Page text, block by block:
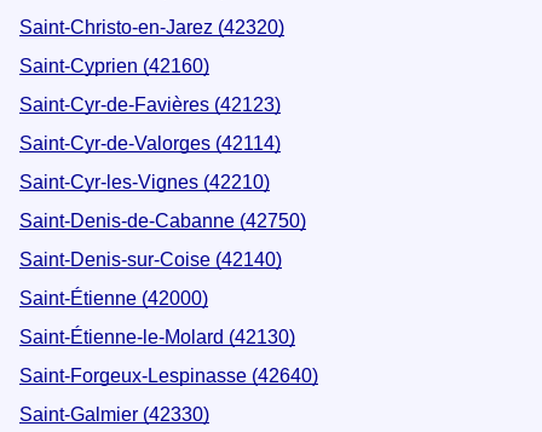
Saint-Christo-en-Jarez (42320)
Saint-Cyprien (42160)
Saint-Cyr-de-Favières (42123)
Saint-Cyr-de-Valorges (42114)
Saint-Cyr-les-Vignes (42210)
Saint-Denis-de-Cabanne (42750)
Saint-Denis-sur-Coise (42140)
Saint-Étienne (42000)
Saint-Étienne-le-Molard (42130)
Saint-Forgeux-Lespinasse (42640)
Saint-Galmier (42330)